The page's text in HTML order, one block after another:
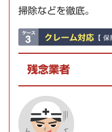
掃除などを徹底。
残念業者